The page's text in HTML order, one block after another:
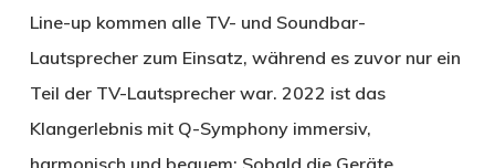
Line-up kommen alle TV- und Soundbar-
Lautsprecher zum Einsatz, während es zuvor nur ein
Teil der TV-Lautsprecher war. 2022 ist das
Klangerlebnis mit Q-Symphony immersiv,